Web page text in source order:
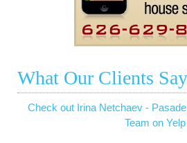
What Our Clients Say
Check out Irina Netchaev -
Team on Yelp